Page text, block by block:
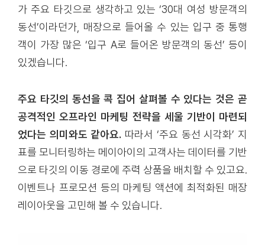
가 주요 타깃으로 생각하고 있는 ‘30대 여성 방문객의
동선’이라던가, 매장으로 들어올 수 있는 입구 중 통행
객이 가장 많은 ‘입구 A로 들어온 방문객의 동선’ 등이
있겠습니다.
주요 타깃의 동선을 콕 집어 살펴볼 수 있다는 것은 곧
공격적인 오프라인 마케팅 전략을 세울 기반이 마련되
었다는 의미와도 같아요. 따라서 ‘주요 동선 시각화’ 지
표를 모니터링하는 메이아이의 고객사는 데이터를 기반
으로 타깃의 이동 경로에 주력 상품을 배치할 수 있고요.
이벤트나 프로모션 등의 마케팅 액션에 최적화된 매장
레이아웃을 고민해 볼 수 있습니다.